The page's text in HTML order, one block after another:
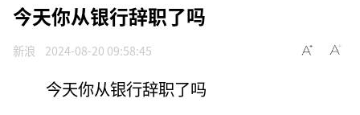
今天你从银行辞职了吗
新浪 2024-08-20 09:58:45
今天你从银行辞职了吗